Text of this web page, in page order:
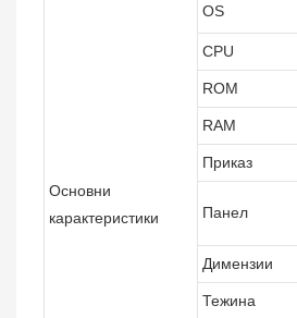
Основни
карактеристики
OS
CPU
ROM
RAM
Приказ
Панел
Димензии
Тежина